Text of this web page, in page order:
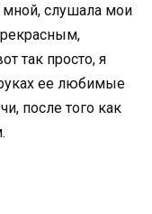
слушала мои
так просто, я
ее любимые
после того как